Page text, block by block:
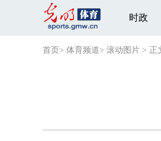
时政
首页 > 体育频道> 滚动图片 > 正